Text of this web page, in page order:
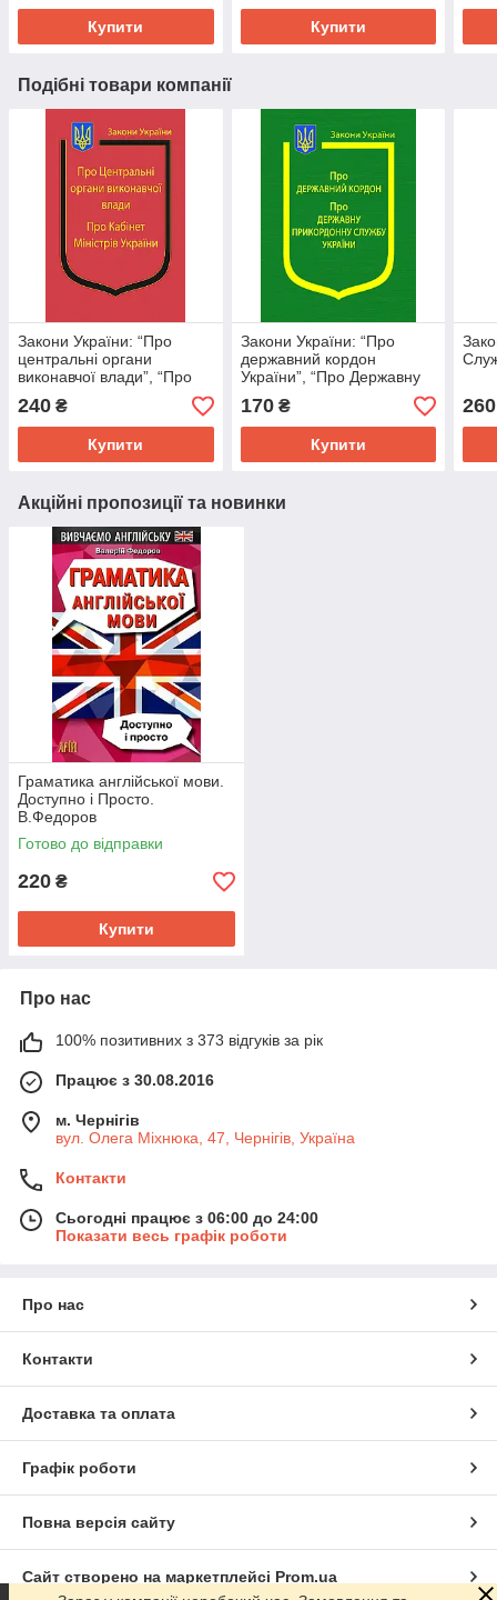
Купити Купити
Подібні товари компанії
Закони України: “Про
центральні органи
виконавчої влади”, “Про
Кабінет Міністрів України”
240 ₴
Купити
Закони України: “Про
державний кордон
України”, “Про Державну
прикордонну службу
України”
170₴
Купити
260
Акційні пропозиції та новинки
Граматика англійської мови.
Доступно і Просто.
В.Федоров
Готово до відправки
220 ₴
Купити
Про нас
100% позитивних з 373 відгуків за рік
Працює з 30.08.2016
м. Чернігів
вул. Олега Міхнюка, 47, Чернігів, Україна
Контакти
Сьогодні працює з 06:00 до 24:00
Показати весь графік роботи
Про нас
Контакти
Доставка та оплата
Графік роботи
Повна версія сайту
Сайт створено на маркетплейсі Prom.ua